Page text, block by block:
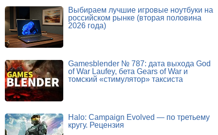
Выбираем лучшие игровые ноутбуки на
российском рынке (вторая половина
2026 года)
Gamesblender № 787: дата выхода God
of War Laufey, бета Gears of War и
томский «стимулятор» таксиста
Halo: Campaign Evolved — по третьему
кругу. Рецензия